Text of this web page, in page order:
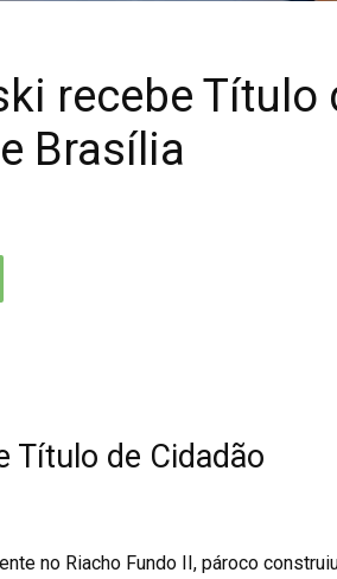
recebe Título
Brasília
Título de Cidadão
no Riacho Fundo II, pároco